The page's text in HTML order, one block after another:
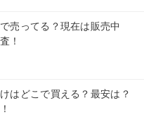
売ってる？現在は販売中
！
はどこで買える？最安は？